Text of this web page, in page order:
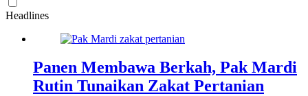
Headlines
Panen Membawa Berkah, Pak Mardi
Rutin Tunaikan Zakat Pertanian